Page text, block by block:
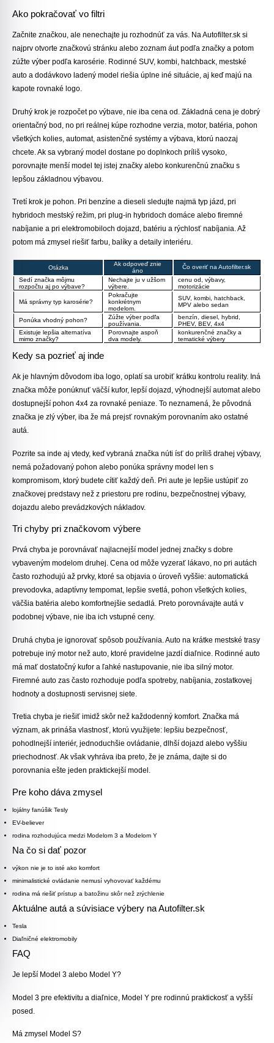
Ako pokračovať vo filtri
Začnite značkou, ale nenechajte ju rozhodnúť za vás. Na Autofilter.sk si
najprv otvorte značkovú stránku alebo zoznam áut podľa značky a potom
zúžte výber podľa karosérie. Rodinné SUV, kombi, hatchback, mestské
auto a dodávkovo ladený model riešia úplne iné situácie, aj keď majú na
kapote rovnaké logo.
Druhý krok je rozpočet po výbave, nie iba cena od. Základná cena je dobrý
orientačný bod, no pri reálnej kúpe rozhodne verzia, motor, batéria, pohon
všetkých kolies, automat, asistenčné systémy a výbava, ktorú naozaj
chcete. Ak sa vybraný model dostane po doplnkoch príliš vysoko,
porovnajte menší model tej istej značky alebo konkurenčnú značku s
lepšou základnou výbavou.
Tretí krok je pohon. Pri benzíne a dieseli sledujte najmä typ jázd, pri
hybridoch mestský režim, pri plug-in hybridoch domáce alebo firemné
nabíjanie a pri elektromobiloch dojazd, batériu a rýchlosť nabíjania. Až
potom má zmysel riešiť farbu, balíky a detaily interiéru.
Otázka
Ak odpoveď znie
áno
Čo overiť na Autofilter.sk
Sedí značka môjmu
rozpočtu aj po výbave?
Nechajte ju v užšom
výbere.
cenu od, výbavy,
motorizácie
Má správny typ karosérie?
Pokračujte
konkrétnym
modelom.
SUV, kombi, hatchback,
MPV alebo sedan
Ponúka vhodný pohon?
Zúžte výber podľa
používania.
benzín, diesel, hybrid,
PHEV, BEV, 4x4
Existuje lepšia alternatíva
mimo značky?
Porovnajte aspoň
dva modely.
konkurenčné značky a
tematické výbery
Kedy sa pozrieť aj inde
Ak je hlavným dôvodom iba logo, oplatí sa urobiť krátku kontrolu reality. Iná
značka môže ponúknuť väčší kufor, lepší dojazd, výhodnejší automat alebo
dostupnejší pohon 4x4 za rovnaké peniaze. To neznamená, že pôvodná
značka je zlý výber, iba že má prejsť rovnakým porovnaním ako ostatné
autá.
Pozrite sa inde aj vtedy, keď vybraná značka núti ísť do príliš drahej výbavy,
nemá požadovaný pohon alebo ponúka správny model len s
kompromisom, ktorý budete cítiť každý deň. Pri aute je lepšie ustúpiť zo
značkovej predstavy než z priestoru pre rodinu, bezpečnostnej výbavy,
dojazdu alebo prevádzkových nákladov.
Tri chyby pri značkovom výbere
Prvá chyba je porovnávať najlacnejší model jednej značky s dobre
vybaveným modelom druhej. Cena od môže vyzerať lákavo, no pri autách
často rozhodujú až prvky, ktoré sa objavia o úroveň vyššie: automatická
prevodovka, adaptívny tempomat, lepšie svetlá, pohon všetkých kolies,
väčšia batéria alebo komfortnejšie sedadlá. Preto porovnávajte autá v
podobnej výbave, nie iba ich vstupné ceny.
Druhá chyba je ignorovať spôsob používania. Auto na krátke mestské trasy
potrebuje iný motor než auto, ktoré pravidelne jazdí diaľnice. Rodinné auto
má mať dostatočný kufor a ľahké nastupovanie, nie iba silný motor.
Firemné auto zas často rozhoduje podľa spotreby, nabíjania, zostatkovej
hodnoty a dostupnosti servisnej siete.
Tretia chyba je riešiť imidž skôr než každodenný komfort. Značka má
význam, ak prináša vlastnosť, ktorú využijete: lepšiu bezpečnosť,
pohodlnejší interiér, jednoduchšie ovládanie, dlhší dojazd alebo vyššiu
priechodnosť. Ak však vyhráva iba preto, že je známa, dajte si do
porovnania ešte jeden praktickejší model.
Pre koho dáva zmysel
lojálny fanúšik Tesly
EV-believer
rodina rozhodujúca medzi Modelom 3 a Modelom Y
Na čo si dať pozor
výkon nie je to isté ako komfort
minimalistické ovládanie nemusí vyhovovať každému
rodina má riešiť prístup a batožinu skôr než zrýchlenie
Aktuálne autá a súvisiace výbery na Autofilter.sk
Tesla
Diaľničné elektromobily
FAQ
Je lepší Model 3 alebo Model Y?
Model 3 pre efektivitu a diaľnice, Model Y pre rodinnú praktickosť a vyšší
posed.
Má zmysel Model S?